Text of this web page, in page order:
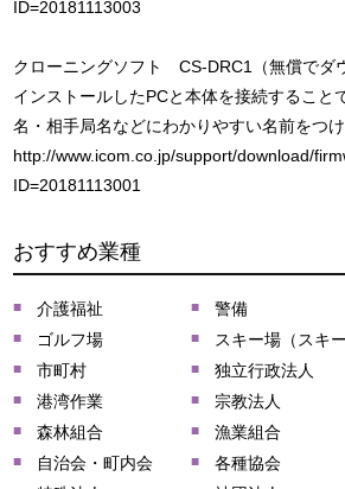
ID=20181113003
クローニングソフト CS-DRC1（無償でダ
インストールしたPCと本体を接続すること
名・相手局名などにわかりやすい名前をつけ
http://www.icom.co.jp/support/download/
ID=20181113001
おすすめ業種
介護福祉
警備
ゴルフ場
スキー場（スキ
市町村
独立行政法人
港湾作業
宗教法人
森林組合
漁業組合
自治会・町内会
各種協会